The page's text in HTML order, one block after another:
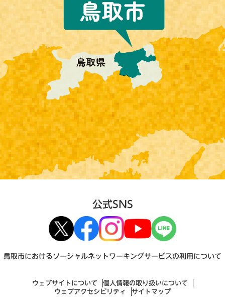
公式SNS
鳥取市におけるソーシャルネットワーキングサービスの利用について
ウェブサイトについて
個人情報の取り扱いについて
ウェブアクセシビリティ
サイトマップ